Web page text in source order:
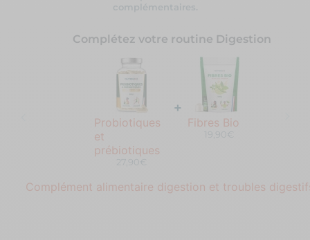
complémentaires.
Complétez votre routine Digestion
Probiotiques
et
prébiotiques
27,90€
+
Fibres Bio
19,90€
Complément alimentaire digestion et troubles